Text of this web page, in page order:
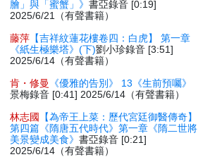
膾」與「蜜蟹」》書亞錄音 [0:19]
2025/6/21（有聲書籍）
藤萍 【吉祥紋蓮花樓卷四：白虎】 第一章
《紙生極樂塔》(下)劉小珍錄音 [3:51]
2025/6/14（有聲書籍）
肯・修曼
《優雅的告別》 13《生前預囑》
景梅錄音 [0:41] 2025/6/14（有聲書籍）
林志國
【為帝王上菜：歷代宮廷御醫傳奇】
第四篇《隋唐五代時代》第一章《隋二世將
美景變成美食》書亞錄音 [0:21]
2025/6/14（有聲書籍）